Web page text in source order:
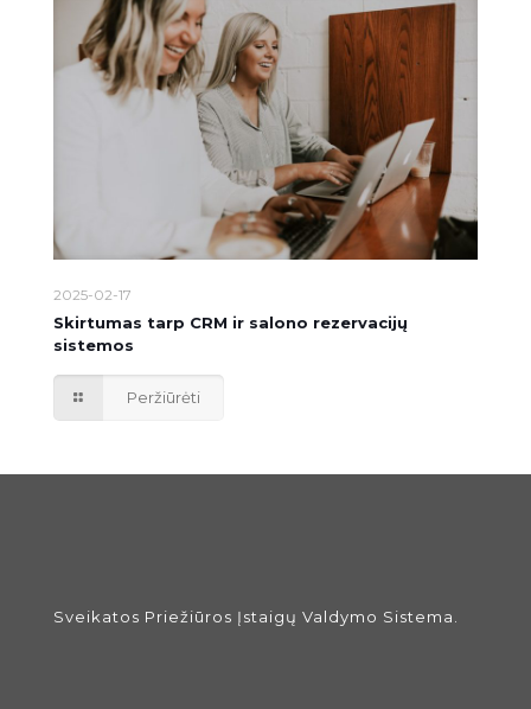
2025-02-17
Skirtumas tarp CRM ir salono rezervacijų
sistemos
Peržiūrėti
Sveikatos Priežiūros Įstaigų Valdymo Sistema.